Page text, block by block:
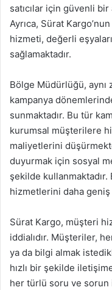
satıcılar için güvenli
Ayrıca, Sürat
hizmeti, değerli
sağlamaktadır.
Bölge Müdürlüğü, aynı
kampanya
sunmaktadır. Bu tür
kurumsal müşterilere
maliyetlerini
duyurmak için sosyal
şekilde
hizmetlerini daha geniş
Sürat Kargo, müşteri
iddialıdır. Müşteriler,
ya da bilgi almak
hızlı bir şekilde
her türlü soru ve sorun